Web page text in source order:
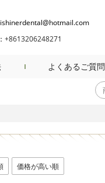
+8613206248271
よくあるご質問
価格が高い順